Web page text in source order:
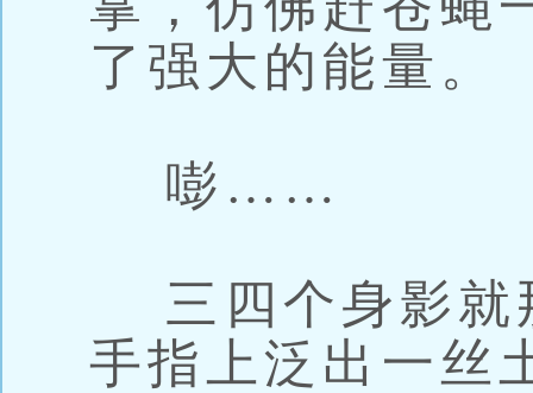
了强大的能量。
嘭……
三四个身影就
手指上泛出一丝